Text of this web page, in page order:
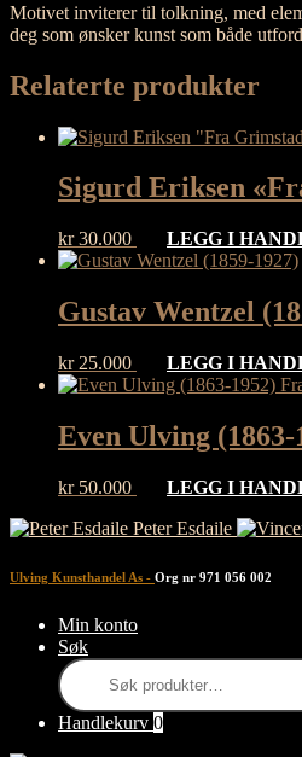
Motivet inviterer til tolkning, med
deg som ønsker kunst som både
Relaterte produkter
Sigurd Eriksen
kr30.000 LEGG I
Gustav Wentzel
kr25.000 LEGG I
Even Ulving
kr50.000
LEGG I
Peter Esdaile
Ulving Kunsthandel As - Org nr 971 056 002
Min konto
Søk
Søk
etter:
Handlekurv 0